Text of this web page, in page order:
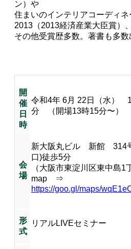
ン）や
住まいのインテリアコーディネ
2013（2013経済産業大臣賞）、
その他受賞歴多数。著書も多数
開
催
日
時
令和4年 6月 22日（水）
分 （開場13時15分〜）
会
場
新大阪丸ビル 新館 314
口)徒歩5分
（大阪市東淀川区東中島1
map ⇒
https://goo.gl/maps/
形
式
リアルLIVEセミナー